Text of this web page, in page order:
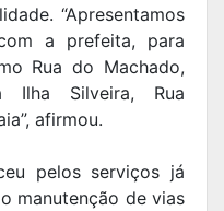
“Apresentamos
a prefeita, para
Rua do Machado,
Ilha Silveira, Rua
afirmou.
pelos serviços já
manutenção de vias